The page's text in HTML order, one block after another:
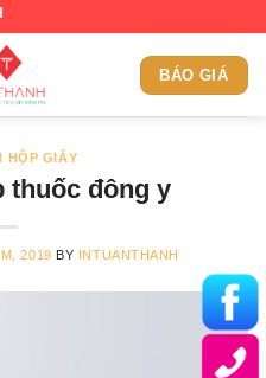
BÁO GIÁ
HỘP GIẤY
thuốc đông y
2019 BY INTUANTHANH